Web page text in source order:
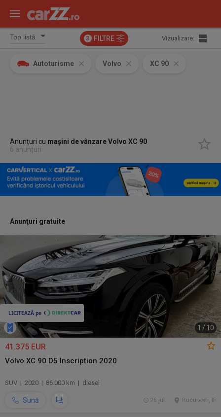
3 FILTRE Vizualizare:
Autoturisme Volvo XC 90
Anunțuri cu mașini de vânzare Volvo XC 90
6 anunțuri
Anunţuri gratuite
1 /10
41.375 EUR
Volvo XC 90 D5 Inscription 2020
SUV | 2020 | 86.000 km | diesel
Sună Bucuresti, IF
26 jul.